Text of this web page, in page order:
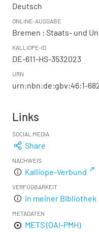
Deutsch
ONLINE-AUSGABE
Bremen : Staats- und
KALLIOPE-ID
DE-611-HS-3532023
URN
urn:nbn:de:gbv:46:1-
Links
SOCIAL MEDIA
Share
NACHWEIS
Kalliope-Verbund
VERFÜGBARKEIT
In meiner Bibliothek
METADATEN
METS (OAI-PMH)